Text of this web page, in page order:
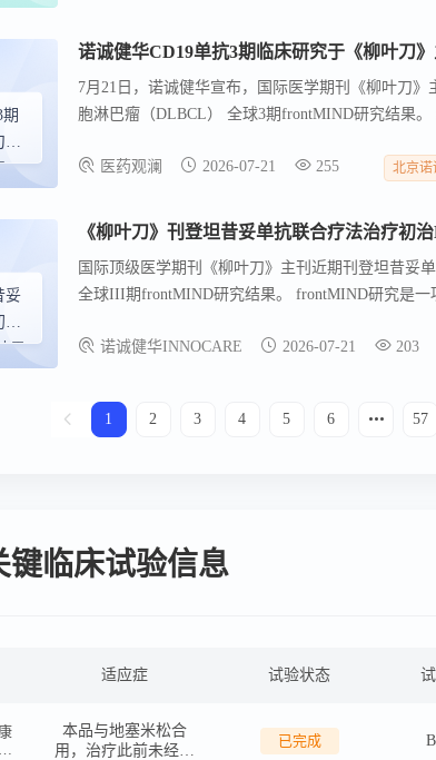
诺诚健华CD19单抗3期临床研究于《柳叶刀
7月21日，诺诚健华宣布，国际医学期刊《柳叶刀
胞淋巴瘤（DLBCL） 全球3期frontMIND研究结果
展生存期，在经中心病理复核确诊为DLBCL患者事
P=0.0194），2年无进展生存（PFS）率提高8.2%，
医药观澜 2026-07-21 255 北京诺
妥
果
《柳叶刀》刊登坦昔妥单抗联合疗法治疗初
国际顶级医学期刊《柳叶刀》主刊近期刊登坦昔妥
全球III期frontMIND研究结果。 frontMIND研究是
CHOP方案可使疾病进展或死亡风险降低 25%（风
诺诚健华INNOCARE 2026-07-21 203
1 2 3 4 5 6 57
键临床试验信息
适应症 试验状态
本品与地塞米松合
用，治疗此前未经治
已完成